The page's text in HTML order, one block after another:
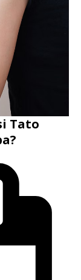
Tato